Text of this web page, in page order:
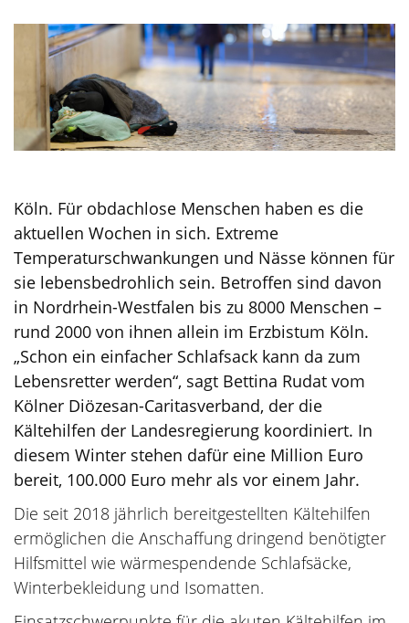
Köln. Für obdachlose Menschen haben es die
aktuellen Wochen in sich. Extreme
Temperaturschwankungen und Nässe können für
sie lebensbedrohlich sein. Betroffen sind davon
in Nordrhein-Westfalen bis zu 8000 Menschen –
rund 2000 von ihnen allein im Erzbistum Köln.
„Schon ein einfacher Schlafsack kann da zum
Lebensretter werden“, sagt Bettina Rudat vom
Kölner Diözesan-Caritasverband, der die
Kältehilfen der Landesregierung koordiniert. In
diesem Winter stehen dafür eine Million Euro
bereit, 100.000 Euro mehr als vor einem Jahr.
Die seit 2018 jährlich bereitgestellten Kältehilfen
ermöglichen die Anschaffung dringend benötigter
Hilfsmittel wie wärmespendende Schlafsäcke,
Winterbekleidung und Isomatten.